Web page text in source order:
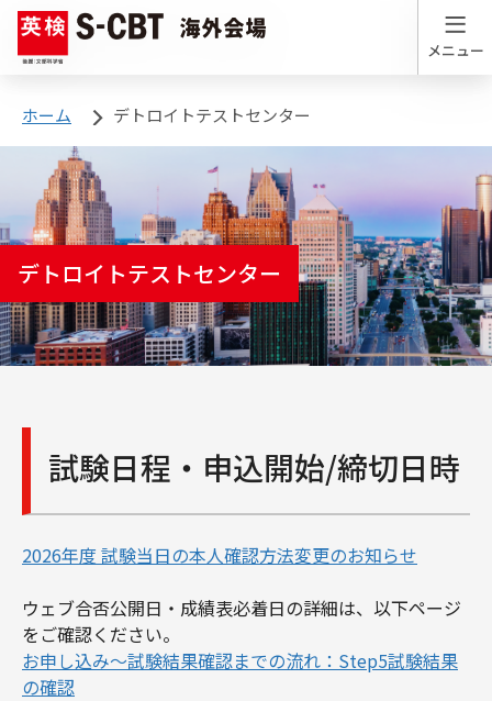
海外会場
ホーム デトロイトテストセンター
デトロイトテストセンター
試験日程・申込開始/締切日時
2026年度 試験当日の本人確認方法変更のお知らせ
ウェブ合否公開日・成績表必着日の詳細は、以下ページ
をご確認ください。
お申し込み～試験結果確認までの流れ：Step5試験結果
の確認